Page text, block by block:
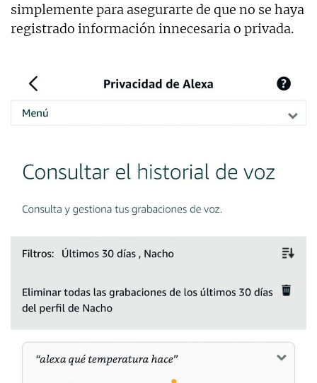
simplemente para asegurarte de que no se haya
registrado información innecesaria o privada.